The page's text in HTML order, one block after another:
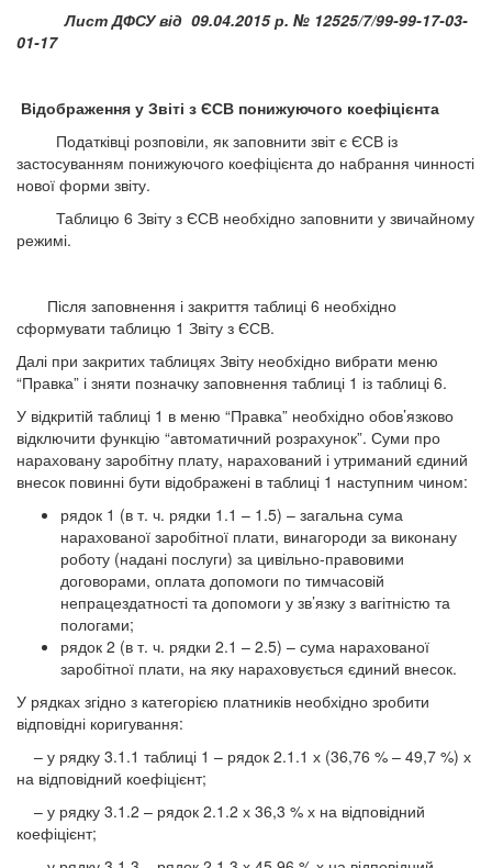
Лист ДФСУ від 09.04.2015 р. № 12525/7/99-99-17-03-
01-17
Відображення у Звіті з ЄСВ понижуючого коефіцієнта
Податківці розповіли, як заповнити звіт є ЄСВ із
застосуванням понижуючого коефіцієнта до набрання чинності
нової форми звіту.
Таблицю 6 Звіту з ЄСВ необхідно заповнити у звичайному
режимі.
Після заповнення і закриття таблиці 6 необхідно
сформувати таблицю 1 Звіту з ЄСВ.
Далі при закритих таблицях Звіту необхідно вибрати меню
“Правка” і зняти позначку заповнення таблиці 1 із таблиці 6.
У відкритій таблиці 1 в меню “Правка” необхідно обов’язково
відключити функцію “автоматичний розрахунок”. Суми про
нараховану заробітну плату, нарахований і утриманий єдиний
внесок повинні бути відображені в таблиці 1 наступним чином:
рядок 1 (в т. ч. рядки 1.1 – 1.5) – загальна сума
нарахованої заробітної плати, винагороди за виконану
роботу (надані послуги) за цивільно-правовими
договорами, оплата допомоги по тимчасовій
непрацездатності та допомоги у зв’язку з вагітністю та
пологами;
рядок 2 (в т. ч. рядки 2.1 – 2.5) – сума нарахованої
заробітної плати, на яку нараховується єдиний внесок.
У рядках згідно з категорією платників необхідно зробити
відповідні коригування:
– у рядку 3.1.1 таблиці 1 – рядок 2.1.1 х (36,76 % – 49,7 %) х
на відповідний коефіцієнт;
– у рядку 3.1.2 – рядок 2.1.2 х 36,3 % х на відповідний
коефіцієнт;